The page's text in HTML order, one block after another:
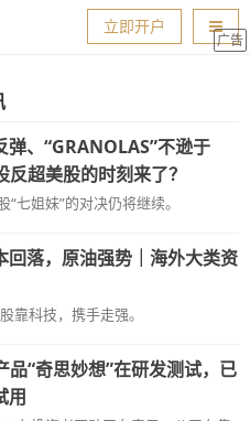
导航
立即开户
广告
弹、“GRANOLAS”不逊于
反超美股的时刻来了？
“七姐妹”的对决仍将继续。
回落，原油强势｜海外大类资
靠科技，携手走强。
品“奇思妙想”在研发测试，已
用